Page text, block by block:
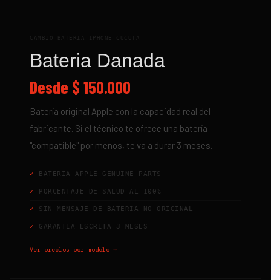
CAMBIO BATERIA IPHONE CUCUTA
Bateria Danada
Desde $ 150.000
Batería original Apple con la capacidad real del
fabricante. Si el técnico te ofrece una batería
"compatible" por menos, te va a durar 3 meses.
BATERIA APPLE GENUINE PARTS
PORCENTAJE DE SALUD AL 100%
SIN MENSAJE DE BATERIA NO ORIGINAL
GARANTIA ESCRITA 3 MESES
Ver precios por modelo →